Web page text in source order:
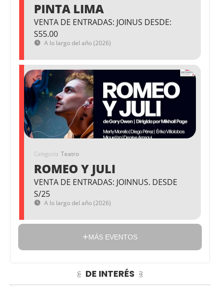
PINTA LIMA
VENTA DE ENTRADAS: JOINUS DESDE:
S55.00
A lo largo del año (2026)
Categoría Teatro
ROMEO Y JULI
VENTA DE ENTRADAS: JOINNUS. DESDE
S/25
A lo largo del año (2026)
MÁS EVENTOS
DE INTERÉS